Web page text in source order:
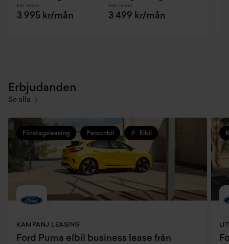
Inkl. moms
3 995 kr/mån
Exkl. moms
3 499 kr/mån
Erbjudanden
Se alla
Företagsleasing Personbil Elbil
KAMPANJ LEASING
Ford Puma elbil business lease från